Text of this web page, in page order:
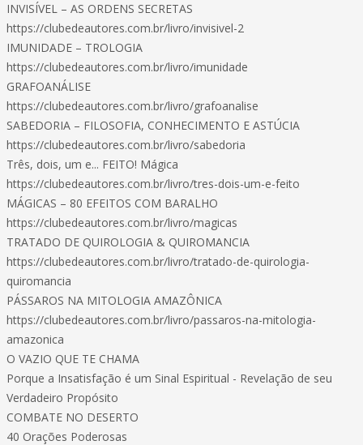
INVISÍVEL – AS ORDENS SECRETAS
https://clubedeautores.com.br/livro/invisivel-2
IMUNIDADE – TROLOGIA
https://clubedeautores.com.br/livro/imunidade
GRAFOANÁLISE
https://clubedeautores.com.br/livro/grafoanalise
SABEDORIA – FILOSOFIA, CONHECIMENTO E ASTÚCIA
https://clubedeautores.com.br/livro/sabedoria
Três, dois, um e... FEITO! Mágica
https://clubedeautores.com.br/livro/tres-dois-um-e-feito
MÁGICAS – 80 EFEITOS COM BARALHO
https://clubedeautores.com.br/livro/magicas
TRATADO DE QUIROLOGIA & QUIROMANCIA
https://clubedeautores.com.br/livro/tratado-de-quirologia-
quiromancia
PÁSSAROS NA MITOLOGIA AMAZÔNICA
https://clubedeautores.com.br/livro/passaros-na-mitologia-
amazonica
O VAZIO QUE TE CHAMA
Porque a Insatisfação é um Sinal Espiritual - Revelação de seu
Verdadeiro Propósito
COMBATE NO DESERTO
40 Orações Poderosas